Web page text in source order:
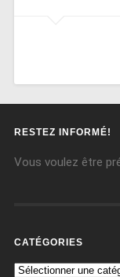
RESTEZ INFORMÉ!
Vous voulez être
CATÉGORIES